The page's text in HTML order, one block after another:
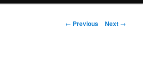
Post
← Previous Next →